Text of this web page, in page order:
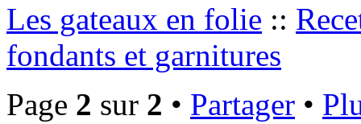
Les gateaux en folie ::
fondants et garnitures
Page 2 sur 2 • Partager •